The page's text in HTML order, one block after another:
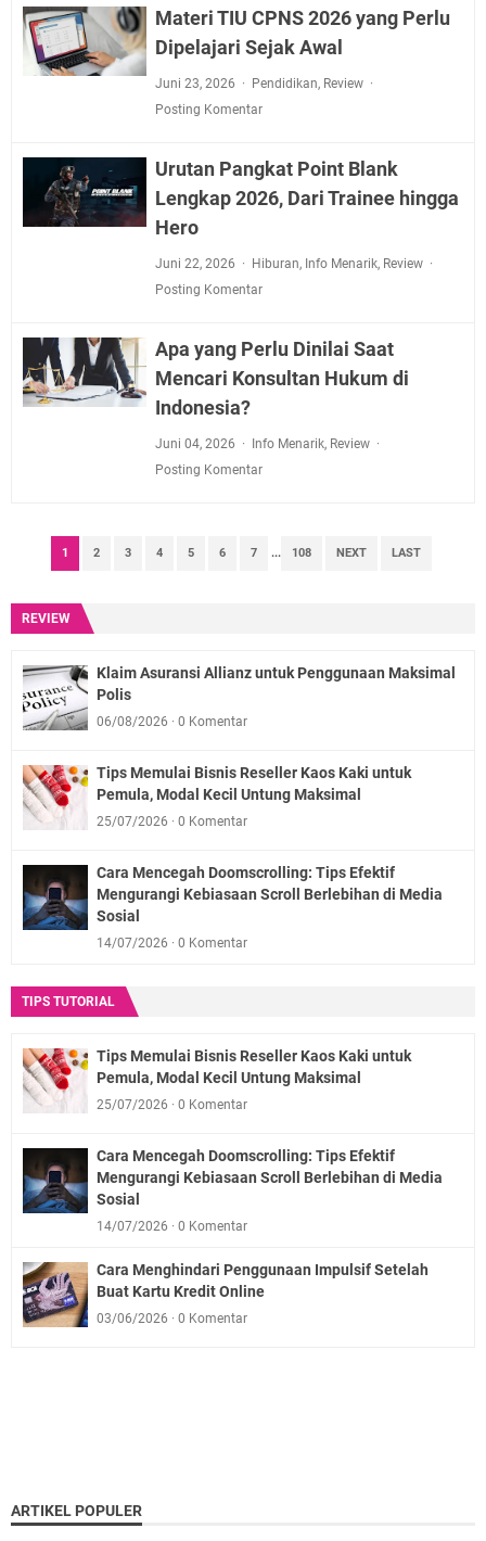
Materi TIU CPNS 2026 yang Perlu
Dipelajari Sejak Awal
Juni 23, 2026 Pendidikan, Review
Posting Komentar
Urutan Pangkat Point Blank
Lengkap 2026, Dari Trainee hingga
Hero
Juni 22, 2026 Hiburan, Info Menarik, Review
Posting Komentar
Apa yang Perlu Dinilai Saat
Mencari Konsultan Hukum di
Indonesia?
Juni 04, 2026 Info Menarik, Review
Posting Komentar
1 2 3 4 5 6 7 ... 108 NEXT LAST
REVIEW
Klaim Asuransi Allianz untuk Penggunaan Maksimal
Polis
06/08/2026 0 Komentar
Tips Memulai Bisnis Reseller Kaos Kaki untuk
Pemula, Modal Kecil Untung Maksimal
25/07/2026 0 Komentar
Cara Mencegah Doomscrolling: Tips Efektif
Mengurangi Kebiasaan Scroll Berlebihan di Media
Sosial
14/07/2026 0 Komentar
TIPS TUTORIAL
Tips Memulai Bisnis Reseller Kaos Kaki untuk
Pemula, Modal Kecil Untung Maksimal
25/07/2026 0 Komentar
Cara Mencegah Doomscrolling: Tips Efektif
Mengurangi Kebiasaan Scroll Berlebihan di Media
Sosial
14/07/2026 0 Komentar
Cara Menghindari Penggunaan Impulsif Setelah
Buat Kartu Kredit Online
03/06/2026 0 Komentar
ARTIKEL POPULER